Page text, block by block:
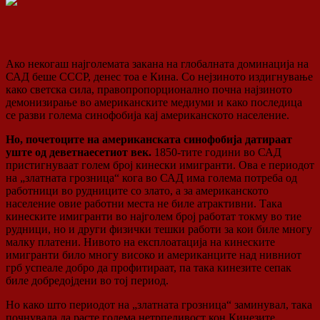
Ако некогаш најголемата закана на глобалната доминација на
САД беше СССР, денес тоа е Кина. Со нејзиното издигнување
како светска сила, правопропорционално почна најзиното
демонизирање во американските медиуми и како последица
се разви голема синофобија кај американското население.
Но, почетоците на американската синофобија датираат
уште од деветнаесетиот век. 1850-тите години во САД
пристигнуваат голем број кинески имигранти. Ова е периодот
на „златната грозница“ кога во САД има голема потреба од
работници во рудниците со злато, а за американското
население овие работни места не биле атрактивни. Така
кинеските имигранти во најголем број работат токму во тие
рудници, но и други физички тешки работи за кои биле многу
малку платени. Нивото на експлоатација на кинеските
имигранти било многу високо и американците над нивниот
грб успеале добро да профитираат, па така кинезите сепак
биле добредојдени во тој период.
Но како што пeриодот на „златната грозница“ заминувал, така
почнувала да расте голема нетрпеливост кон Кинезите.